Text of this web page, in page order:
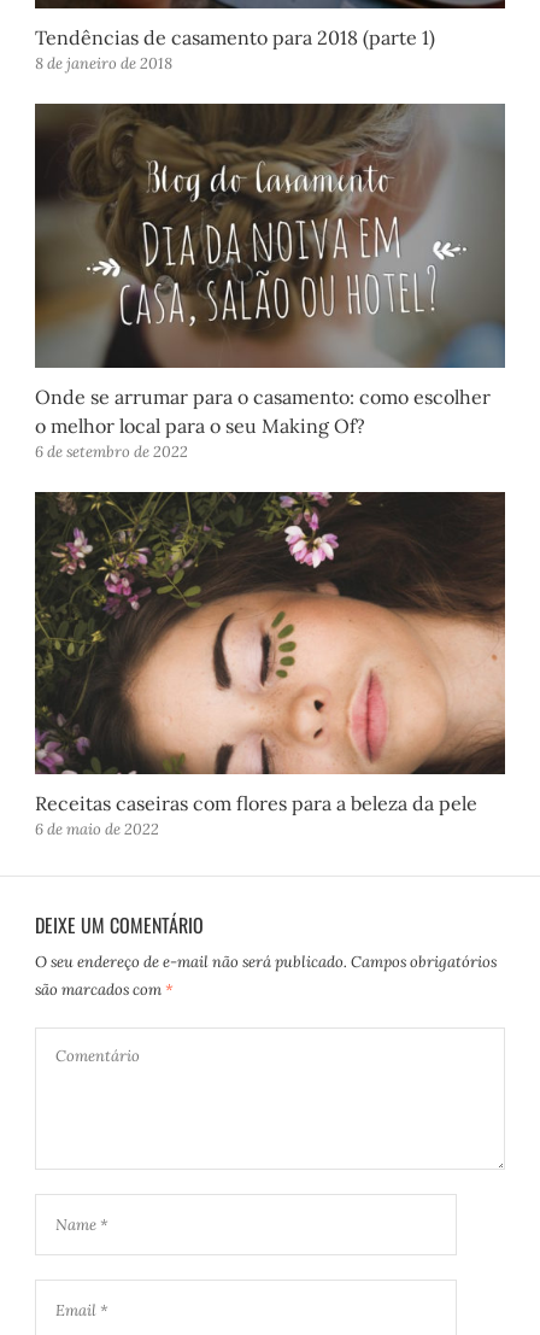
Tendências de casamento para 2018 (parte 1)
8 de janeiro de 2018
Onde se arrumar para o casamento: como escolher
o melhor local para o seu Making Of?
6 de setembro de 2022
Receitas caseiras com flores para a beleza da pele
6 de maio de 2022
DEIXE UM COMENTÁRIO
O seu endereço de e-mail não será publicado. Campos obrigatórios
são marcados com *